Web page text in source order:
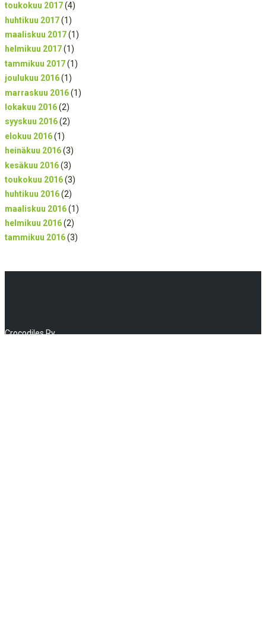
toukokuu 2017(4)
huhtikuu 2017(1)
maaliskuu 2017(1)
helmikuu 2017(1)
tammikuu 2017(1)
joulukuu 2016(1)
marraskuu 2016(1)
lokakuu 2016(2)
syyskuu 2016(2)
elokuu 2016(1)
heinäkuu 2016(3)
kesäkuu 2016(3)
toukokuu 2016(3)
huhtikuu 2016(2)
maaliskuu 2016(1)
helmikuu 2016(2)
tammikuu 2016(3)
Crocodiles Ry